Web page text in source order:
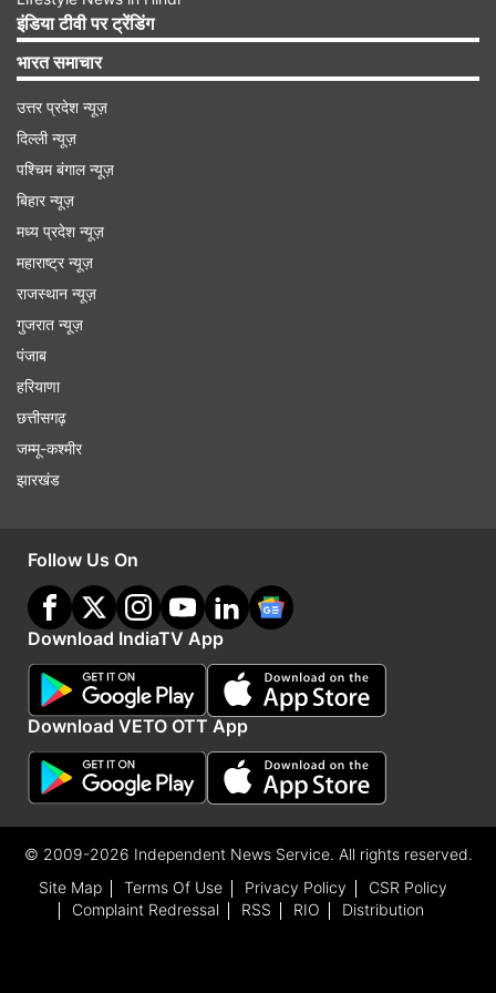
अनुष्का-विराट का नया लुक वायरल
इंडिया टीवी पर ट्रेंडिंग
भारत समाचार
उत्तर प्रदेश न्यूज़
दिल्ली न्यूज़
पश्चिम बंगाल न्यूज़
बिहार न्यूज़
मध्य प्रदेश न्यूज़
महाराष्ट्र न्यूज़
राजस्थान न्यूज़
गुजरात न्यूज़
पंजाब
हरियाणा
छत्तीसगढ़
जम्मू-कश्मीर
झारखंड
Follow Us On
Download IndiaTV App
Download VETO OTT App
© 2009-2026 Independent News Service. All rights reserved.
Site Map
Terms Of Use Privacy Policy
CSR Policy
Complaint Redressal
RSS RIO Distribution